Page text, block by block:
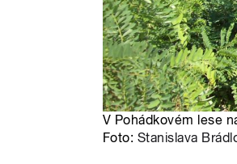
V Pohádkovém lese
Foto: Stanislava